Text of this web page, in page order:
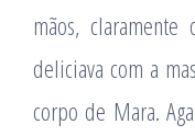
mãos,
deliciava com a
corpo de Mara.